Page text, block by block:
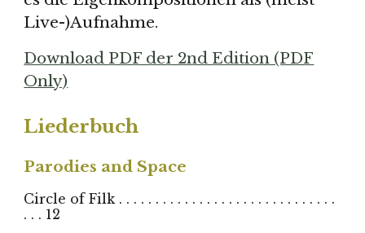
Live-)Aufnahme.
Download PDF der 2nd Edition (PDF
Only)
Liederbuch
Parodies and Space
Circle of Filk . . . . . . . . . . . . . . . . . . . . . . . . . . . . . .
. . . 12